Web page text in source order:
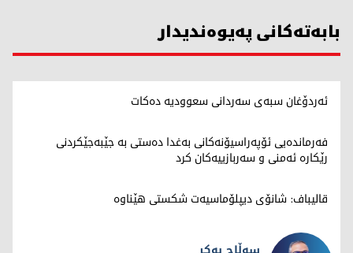
بابەتەکانی پەیوەندیدار
ئەردۆغان سبەی سەردانی سعوودیە دەکات
فەرماندەیی ئۆپەراسیۆنەکانی بەغدا دەستی بە جێبەجێکردنی
رێکارە ئەمنی و سەربازییەکان کرد
قالیباف: شانۆی دیپلۆماسیەت شکستی هێناوە